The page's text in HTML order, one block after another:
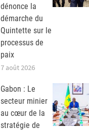
dénonce la
démarche du
Quintette sur le
processus de
paix
7 août 2026
Gabon : Le
secteur minier
au cœur de la
stratégie de